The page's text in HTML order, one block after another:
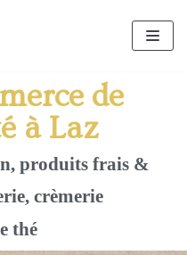
de
à Laz
produits frais &
crèmerie
thé